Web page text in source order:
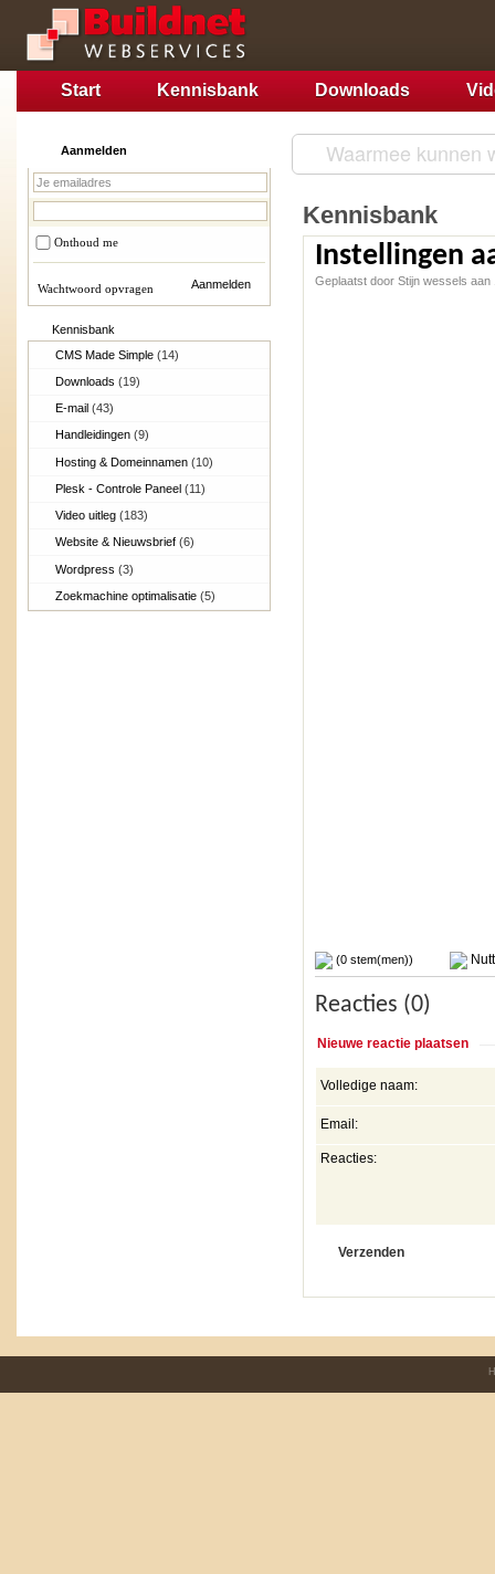
Start Kennisbank Downloads
Aanmelden
Onthoud me
Wachtwoord opvragen
Kennisbank
CMS Made Simple(14)
Downloads(19)
E-mail(43)
Handleidingen(9)
Hosting & Domeinnamen(10)
Plesk - Controle Paneel(11)
Video uitleg(183)
Website & Nieuwsbrief(6)
Wordpress(3)
Zoekmachine optimalisatie(5)
Kennisbank
Instellingen
Geplaatst door Stijn wessels aan
(0 stem(men))
Reacties (0)
Nieuwe reactie plaatsen
Volledige naam:
Email:
Reacties: